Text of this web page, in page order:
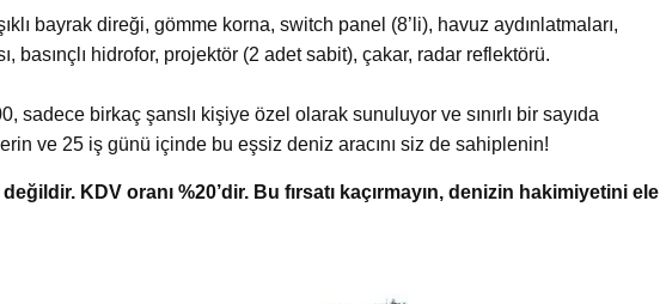
bayrak direği, gömme korna, switch panel (8’li), havuz aydınlatmaları,
basınçlı hidrofor, projektör (2 adet sabit), çakar, radar reflektörü.
sadece birkaç şanslı kişiye özel olarak sunuluyor ve sınırlı bir sayıda
ve 25 iş günü içinde bu eşsiz deniz aracını siz de sahiplenin!
KDV oranı %20’dir. Bu fırsatı kaçırmayın, denizin hakimiyetini ele